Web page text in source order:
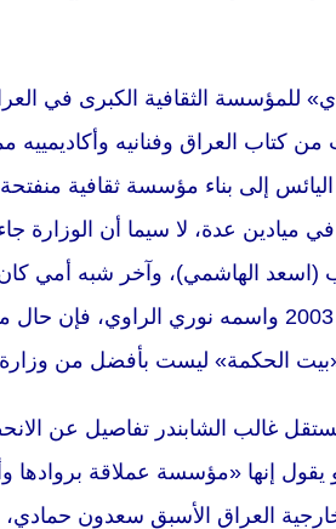
للمؤسسة الثقافية الكبرى في
العراق وفنانيه وأكاديمييه
اليائس إلى بناء مؤسسة ثقافية
ميادين عدة، لا سيما أن الوزارة
(اسعد الهاشمي)، وآخر شبه أمي
عن مخازن زراعية قبل العام 2003 واسمه نوري
الحكمة» ليست بأفضل من وزارة
غالب الشابندر تفاصيل عن
إنها «مؤسسة عملاقة بروادها
العراق الأسبق سعدون